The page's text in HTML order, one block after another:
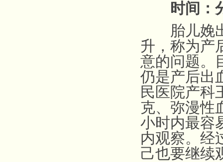
时间：
胎儿娩出
升，称为产
意的问题。
仍是产后出
民医院产科
克、弥漫性
小时内最容
内观察。经
己也要继续